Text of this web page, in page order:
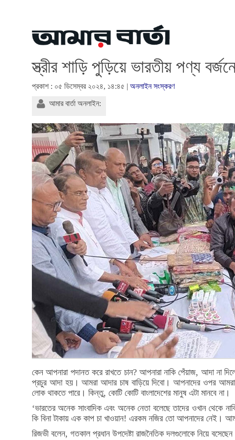
স্ত্রীর শাড়ি পুড়িয়ে ভারতীয় পণ্য
প্রকাশ : ০৫ ডিসেম্বর ২০২৪, ১৪:৪৫ | অনলাইন সংস্করণ
আমার বার্তা অনলাইন:
কেন আপনারা পদানত করে রাখতে চান? আপনারা নাকি পেঁয়াজ, আদা না
প্রচুর আদা হয়। আমরা আদার চাষ বাড়িয়ে দিবো। আপনাদের ওপর
লোক থাকতে পারে। কিন্তু, কোটি কোটি বাংলাদেশের মানুষ এটা মানবে না।
‘ভারতের অনেক সাংবাদিক এবং অনেক নেতা বলেছে তাদের ওখান থেকে
কি বিনা টাকায় এক কাপ চা খাওয়ান! এরকম নজির তো আপনাদের নেই।
রিজভী বলেন, গতকাল প্রধান উপদেষ্টা রাজনৈতিক দলগুলোকে নিয়ে